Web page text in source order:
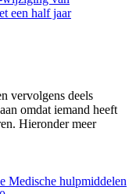
een half jaar
vervolgens deels
omdat iemand heeft
Hieronder meer
Medische hulpmiddelen